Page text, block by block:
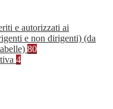
e autorizzati ai
e non dirigenti) (da
80
4